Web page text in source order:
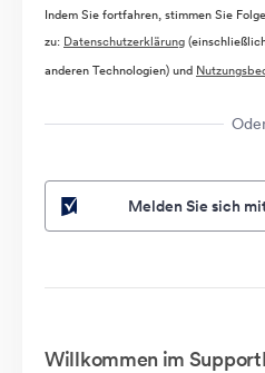
Indem Sie fortfahren, stimmen Sie
zu: Datenschutzerklärung
anderen Technologien) und
Melden Sie sich
Willkommen im